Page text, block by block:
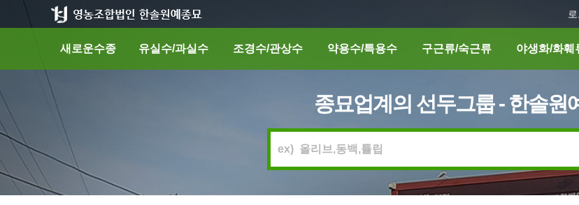
새로운수종 유실수/과실수 조경수/관상수 약용수/특용수 구근류/숙근류 야생화/화훼
종묘업계의 선두그룹 - 한솔원